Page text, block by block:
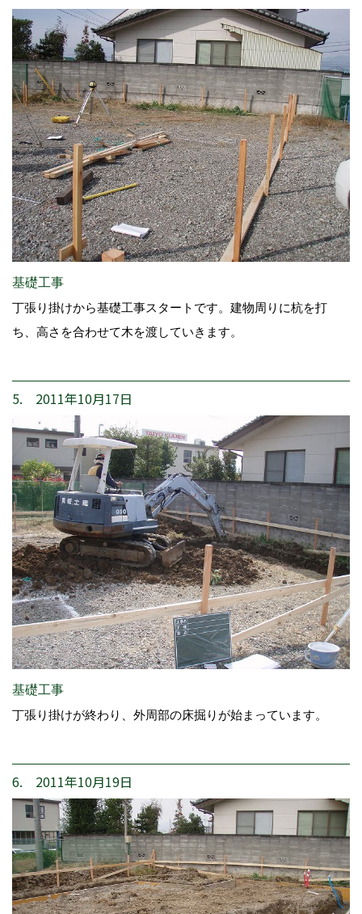
基礎工事
丁張り掛けから基礎工事スタートです。建物周りに杭を打
ち、高さを合わせて木を渡していきます。
5. 2011年10月17日
基礎工事
丁張り掛けが終わり、外周部の床掘りが始まっています。
6. 2011年10月19日